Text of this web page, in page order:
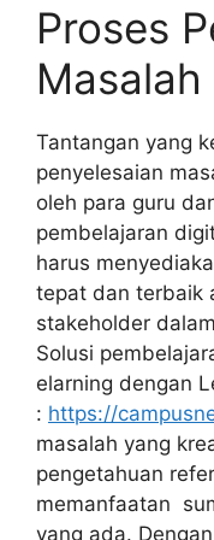
Proses
Masalah
Tantangan yang
penyelesaian
oleh para guru
pembelajaran
harus
tepat dan terbaik
stakeholder
Solusi
elarning dengan
: https://
masalah yang
pengetahuan
memanfaatan
yang ada.